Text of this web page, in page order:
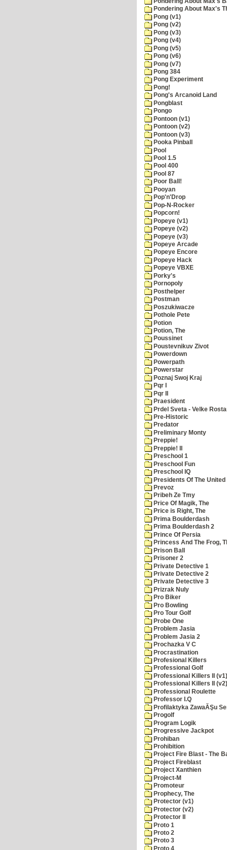
Pondering About Max's
Pong (v1)
Pong (v2)
Pong (v3)
Pong (v4)
Pong (v5)
Pong (v6)
Pong (v7)
Pong 384
Pong Experiment
Pong!
Pong's Arcanoid Land
Pongblast
Pongo
Pontoon (v1)
Pontoon (v2)
Pontoon (v3)
Pooka Pinball
Pool
Pool 1.5
Pool 400
Pool 87
Poor Ball!
Pooyan
Pop'n'Drop
Pop-N-Rocker
Popcorn!
Popeye (v1)
Popeye (v2)
Popeye (v3)
Popeye Arcade
Popeye Encore
Popeye Hack
Popeye VBXE
Porky's
Pornopoly
Posthelper
Postman
Poszukiwacze
Pothole Pete
Potion
Potion, The
Poussinet
Poustevnikuv Zivot
Powerdown
Powerpath
Powerstar
Poznaj Swoj Kraj
Pqr I
Pqr II
Praesident
Prdel Sveta - Velke
Pre-Historic
Predator
Preliminary Monty
Preppie!
Preppie! II
Preschool 1
Preschool Fun
Preschool IQ
Presidents Of The
Prevoz
Pribeh Ze Tmy
Price Of Magik, The
Price is Right, The
Prima Boulderdash
Prima Boulderdash 2
Prince Of Persia
Princess And The Frog,
Prison Ball
Prisoner 2
Private Detective 1
Private Detective 2
Private Detective 3
Prizrak Nuly
Pro Biker
Pro Bowling
Pro Tour Golf
Probe One
Problem Jasia
Problem Jasia 2
Prochazka V C
Procrastination
Profesional Killers
Professional Golf
Professional Killers II (v1)
Professional Killers II (v2)
Professional Roulette
Professor I.Q
Profilaktyka ZawaĂŞu
Progolf
Program Logik
Progressive Jackpot
Prohiban
Prohibition
Project Fire Blast - The
Project Fireblast
Project Xanthien
Project-M
Promoteur
Prophecy, The
Protector (v1)
Protector (v2)
Protector II
Proto 1
Proto 2
Proto 3
Proto 4